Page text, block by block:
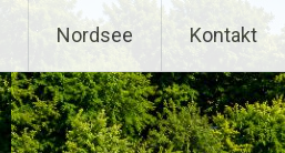
Nordsee Kontakt